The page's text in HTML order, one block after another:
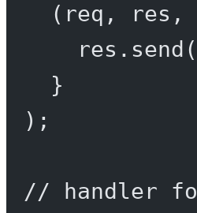
( req , res ,
res. send (
}
);
// handler